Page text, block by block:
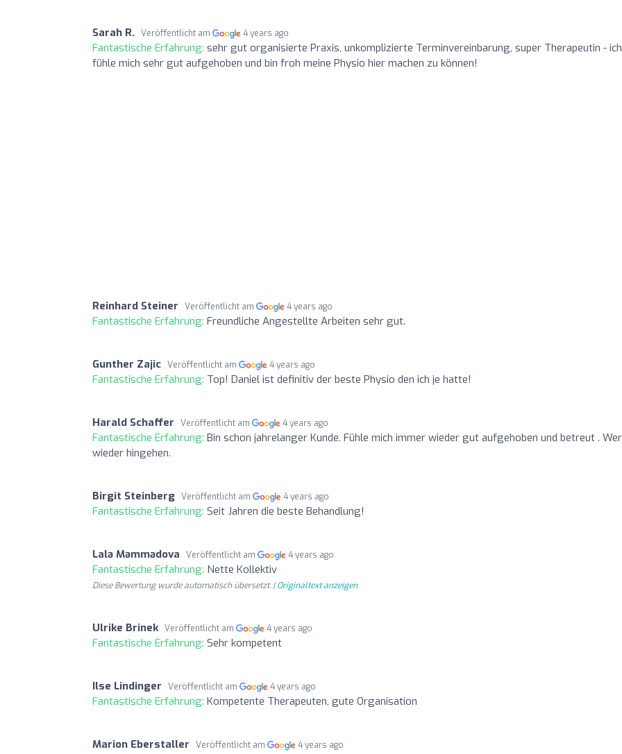
Sarah R. Veröffentlicht am 4 years ago
Fantastische Erfahrung: sehr gut organisierte Praxis, unkomplizierte Terminvereinbarung, super Therapeutin - ich
fühle mich sehr gut aufgehoben und bin froh meine Physio hier machen zu können!
Reinhard Steiner Veröffentlicht am 4 years ago
Fantastische Erfahrung: Freundliche Angestellte Arbeiten sehr gut.
Gunther Zajic Veröffentlicht am 4 years ago
Fantastische Erfahrung: Top! Daniel ist definitiv der beste Physio den ich je hatte!
Harald Schaffer Veröffentlicht am 4 years ago
Fantastische Erfahrung: Bin schon jahrelanger Kunde. Fühle mich immer wieder gut aufgehoben und betreut .
wieder hingehen.
Birgit Steinberg Veröffentlicht am 4 years ago
Fantastische Erfahrung: Seit Jahren die beste Behandlung!
Lalə Məmmədova Veröffentlicht am 4 years ago
Fantastische Erfahrung: Nette Kollektiv
Diese Bewertung wurde automatisch übersetzt. |Originaltext anzeigen
Ulrike Brinek Veröffentlicht am 4 years ago
Fantastische Erfahrung: Sehr kompetent
Ilse Lindinger Veröffentlicht am 4 years ago
Fantastische Erfahrung: Kompetente Therapeuten, gute Organisation
Marion Eberstaller Veröffentlicht am 4 years ago